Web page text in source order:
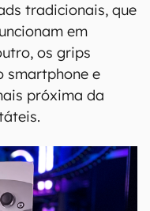
tradicionais, que
em
os grips
smartphone e
próxima da